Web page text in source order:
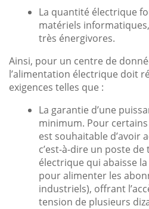
La quantité électrique
matériels
très énergivores.
Ainsi, pour un centre de
l’alimentation électrique doit
exigences telles que :
La garantie d’une
minimum. Pour
est souhaitable d’avoir
c’est-à-dire un poste
électrique qui abaisse
pour alimenter les
industriels), offrant
tension de plusieurs